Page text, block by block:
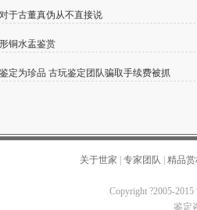
于古董真伪从不直接说
铜水盂鉴赏
定为珍品 古玩鉴定团队骗取手续费被抓
关于世家 专家团队 精品
Copyright ?2005-
鉴定